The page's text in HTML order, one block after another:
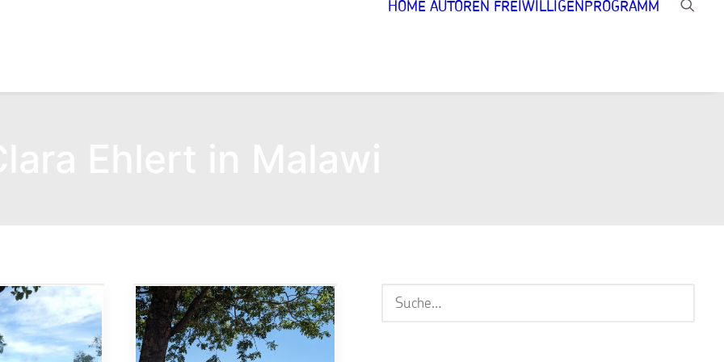
HOME AUTOREN FREIWILLIGENPROGRAMM